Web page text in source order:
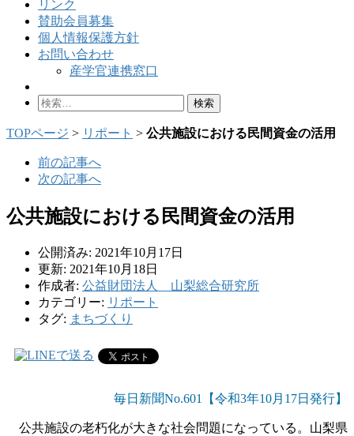
リンク
賛助会員募集
個人情報保護方針
お問い合わせ
産学官連携窓口
検
TOPページ > リポート > 公共施設における民間資金の活用
前の記事へ
次の記事へ
公共施設における民間資金の活用
公開済み: 2021年10月17日
更新: 2021年10月18日
作成者: 公益財団法人 山梨総合研究所
カテゴリー: リポート
タグ: まちづくり
毎日新聞No.601【令和3年10月17日発行】
公共施設の老朽化が大きな社会問題になっている。山梨県